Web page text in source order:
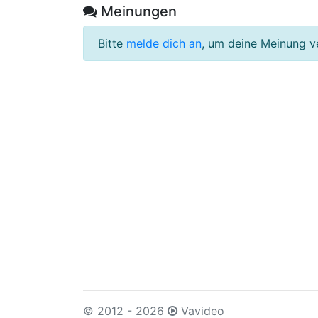
Meinungen
Bitte melde dich an, um deine Meinung
© 2012 - 2026 Vavideo